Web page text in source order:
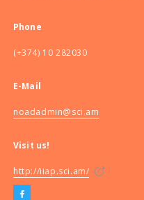
Phone
(+374) 10 282030
E-Mail
noadadmin@sci.am
Visit us!
http://iiap.sci.am/